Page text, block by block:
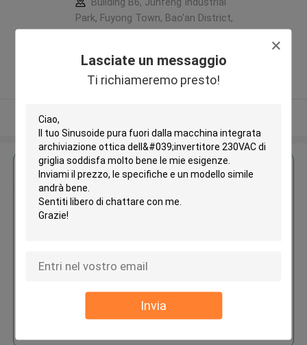
Lasciate un messaggio
Ti richiameremo presto!
Invia
Park, Fuyong Town, Bao'an District,
5.0
Fornitore verificato
Ottieni il miglior prezzo per
Continua